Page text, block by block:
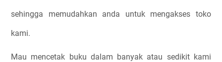
sehingga memudahkan anda untuk mengakses toko
kami.
Mau mencetak buku dalam banyak atau sedikit kami